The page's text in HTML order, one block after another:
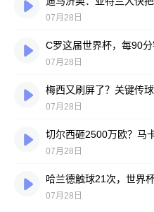
07月28日
C罗这届世界杯，每90
07月28日
07月28日
07月28日
07月28日